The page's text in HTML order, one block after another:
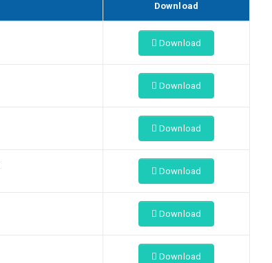
Download
Download
Download
Download
Download
Download
Download